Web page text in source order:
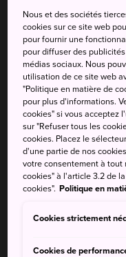
Au cœur du quartier
Kannon est une oasis
détendre avant
les bars et les boîtes
À ne pas
Parcourir les
du mois
quelque 15 000
Nous et des sociétés
cookies sur ce site web
pour fournir une
pour diffuser des
médias sociaux. Nous
utilisation de ce site web
"Politique en matière de
pour plus d'informations.
cookies" si vous acceptez
sur "Refuser tous les
cookies. Placez le
d'une partie de nos
votre consentement à tout
cookies" à l'article 3.2 de
cookies". Politique en
Cookies strictement
Cookies de